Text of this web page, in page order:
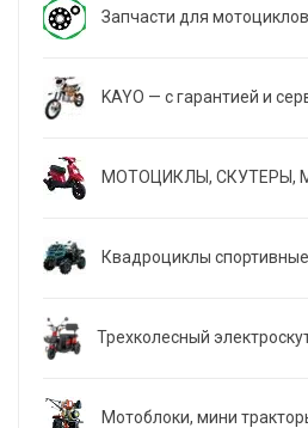
Запчасти для мотоциклов
KAYO — с гарантией и
МОТОЦИКЛЫ, СКУТЕРЫ,
Квадроциклы спортивные
Трехколесный
Мотоблоки, мини